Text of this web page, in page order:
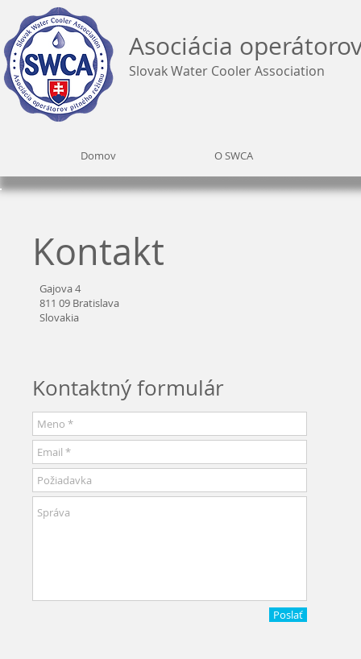
Asociácia
Slovak Water Cooler Association
O SWCA
Domov
Kontakt
Gajova 4
811 09 Bratislava
Slovakia
Kontaktný formulár
Poslať